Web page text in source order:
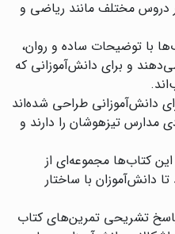
دروس مختلف مانند ریاضی و
با توضیحات ساده و روان،
و برای دانش‌آموزانی که
دانش‌آموزانی طراحی شده‌اند
مدارس تیزهوشان را دارند و
این کتاب‌ها مجموعه‌ای از
تا دانش‌آموزان با ساختار
تشریحی تمرین‌های کتاب